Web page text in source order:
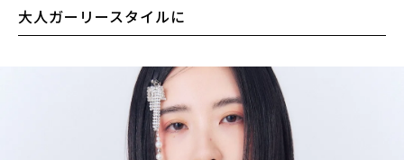
大人ガーリースタイルに